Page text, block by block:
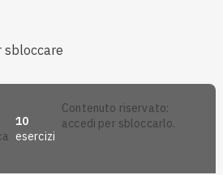
sbloccare
10
esercizi
contenuto riservato:
accedi per sbloccarlo.